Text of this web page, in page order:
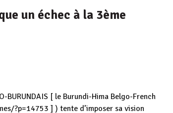
un échec à la 3ème
BURUNDAIS [ le Burundi-Hima Belgo-French
?p=14753 ] ) tente d’imposer sa vision